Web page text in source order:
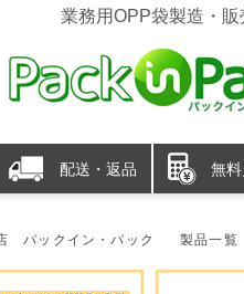
業務用OPP袋製造・販
配送・返品 無料
パックイン・パック 製品一覧